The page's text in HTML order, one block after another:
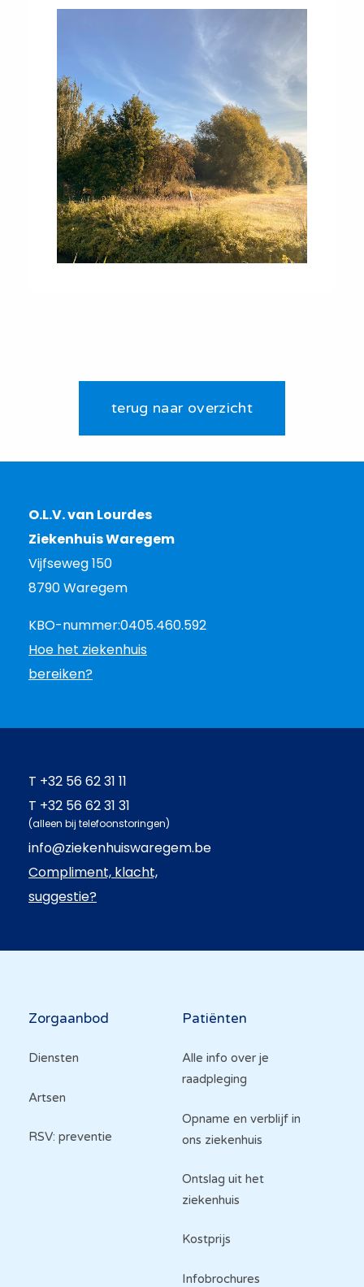
terug naar overzicht
O.L.V. van Lourdes
Ziekenhuis Waregem
Vijfseweg 150
8790 Waregem
KBO-nummer:0405.460.592
Hoe het ziekenhuis
bereiken?
T +32 56 62 31 11
T +32 56 62 31 31
(alleen bij telefoonstoringen)
info@ziekenhuiswaregem.be
Compliment, klacht,
suggestie?
Hoofdnavigatie
Zorgaanbod
Diensten
Artsen
RSV: preventie
Patiënten
Alle info over je
raadpleging
Opname en verblijf in
ons ziekenhuis
Ontslag uit het
ziekenhuis
Kostprijs
Infobrochures